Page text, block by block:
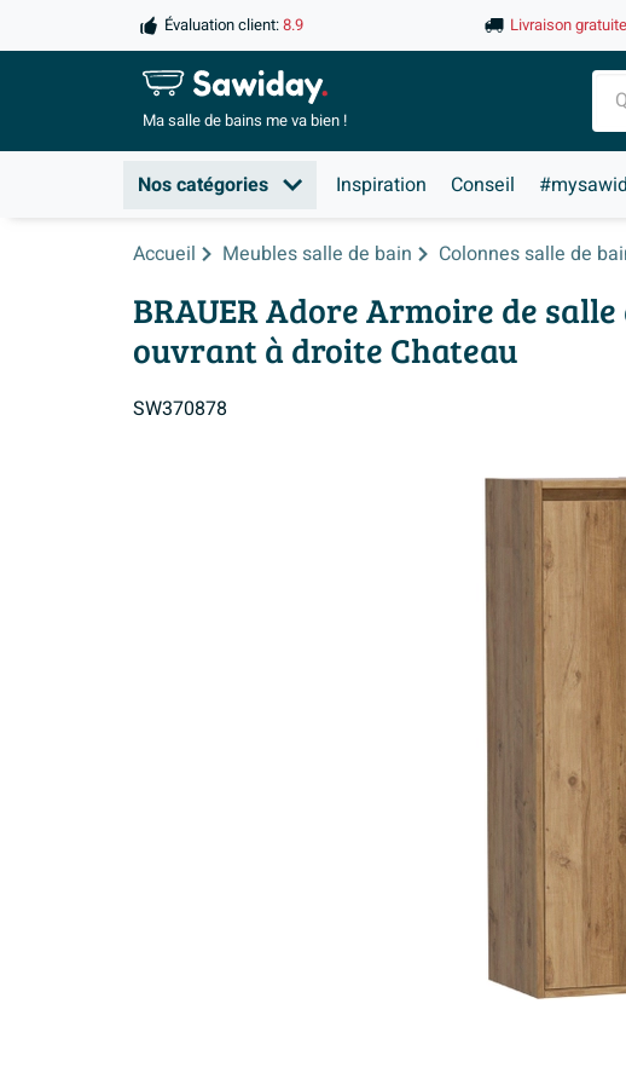
Évaluation client:8.9 Livraison gratuite
Ma salle debains me va bien !
Nos catégories Inspiration Conseil
Accueil Meubles salle de bain Colonnes salle de
BRAUER Adore Armoire de
ouvrant à droite Chateau
SW370878